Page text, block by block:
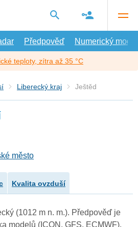
Předpověď Numerický model
teploty, zítra až 35 °C
Liberecký kraj Ještěd
město
Kvalita ovzduší
(1012 m n. m.). Předpověď je
modelů (ICON, GFS, ECMWF).